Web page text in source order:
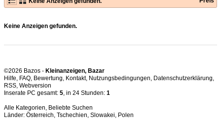
Keine Anzeigen gefunden.
©2026 Bazos - Kleinanzeigen, Bazar
Hilfe, FAQ, Bewertung, Kontakt, Nutzungsbedingungen, Datenschutzerklärung,
RSS,
Inserate PC gesamt: 5, in 24 Stunden: 1
Alle Kategorien, Beliebte Suchen
Länder: Österreich, Tschechien, Slowakei, Polen